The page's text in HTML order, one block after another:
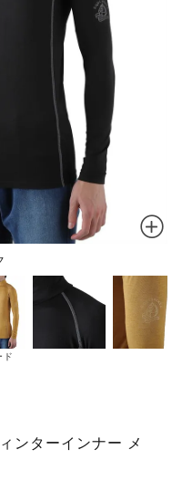
ド
ンターインナー メ